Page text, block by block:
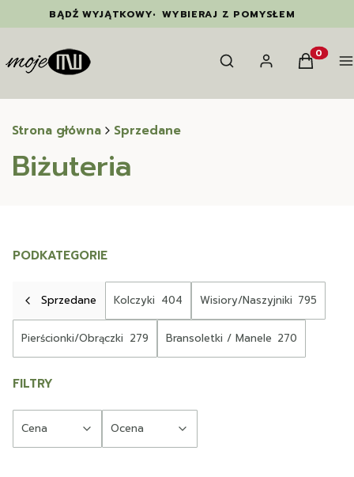
BĄDŹ WYJĄTKOWY• WYBIERAJ Z POMYSŁEM
Otwórz wyszukiwarkę
Szukaj Zaloguj sięKoszyk
Strona główna Sprzedane
Biżuteria
PODKATEGORIE
Sprzedane Kolczyki 404 Wisiory/Naszyjniki 795
Pierścionki/Obrączki 279 Bransoletki / Manele 270
FILTRY
Cena Ocena